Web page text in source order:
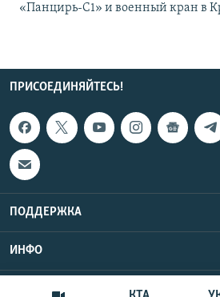
«Панцирь-С1» и военный кран в
ПРИСОЕДИНЯЙТЕСЬ!
ПОДДЕРЖКА
ИНФО
Copyright Крым.Реалии,
UTC+3